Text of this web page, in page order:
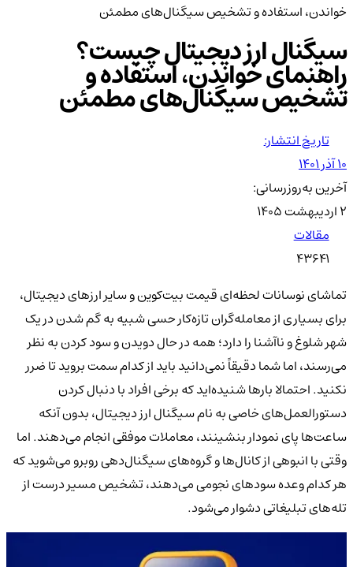
خواندن، استفاده و تشخیص سیگنال‌های مطمئن
سیگنال ارز دیجیتال چیست؟
راهنمای خواندن، استفاده و
تشخیص سیگنال‌های مطمئن
تاریخ انتشار:
۱۰ آذر ۱۴۰۱
آخرین به‌روزرسانی:
مقالات
43641
تماشای نوسانات لحظه‌ای قیمت بیت‌کوین و سایر ارزهای دیجیتال،
برای بسیاری از معامله‌گران تازه‌کار حسی شبیه به گم شدن در یک
شهر شلوغ و ناآشنا را دارد؛ همه در حال دویدن و سود کردن به نظر
می‌رسند، اما شما دقیقاً نمی‌دانید باید از کدام سمت بروید تا ضرر
نکنید. احتمالا بارها شنیده‌اید که برخی افراد با دنبال کردن
دستورالعمل‌های خاصی به نام سیگنال ارز دیجیتال، بدون آنکه
ساعت‌ها پای نمودار بنشینند، معاملات موفقی انجام می‌دهند. اما
وقتی با انبوهی از کانال‌ها و گروه‌های سیگنال‌دهی روبرو می‌شوید که
هر کدام وعده سودهای نجومی می‌دهند، تشخیص مسیر درست از
تله‌های تبلیغاتی دشوار می‌شود.